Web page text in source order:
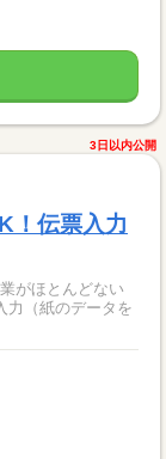
3日以内公開
！伝票入力
がほとんどない
（紙のデータを